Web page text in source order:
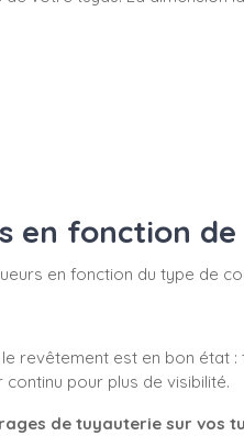
en fonction
en fonction du type de
est en bon état :
pour plus de visibilité.
de tuyauterie sur vos